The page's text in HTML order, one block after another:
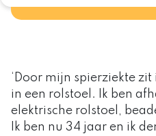
‘Door mijn spierziekte
in een rolstoel. Ik ben
elektrische rolstoel,
Ik ben nu 34 jaar en ik